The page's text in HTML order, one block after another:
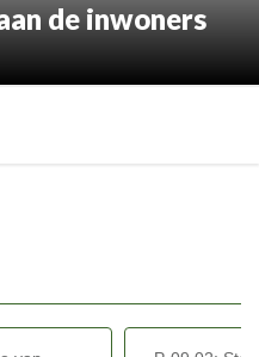
de inwoners